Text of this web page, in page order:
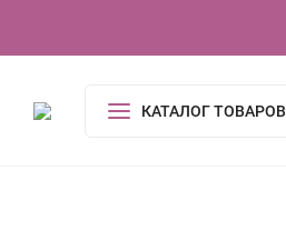
КАТАЛОГ ТОВАРОВ